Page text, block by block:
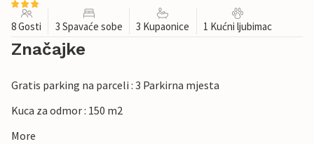
8 Gosti 3 Spavaće sobe 3 Kupaonice 1 Kućni ljubimac
Značajke
Gratis parking na parceli : 3 Parkirna mjesta
Kuca za odmor : 150 m2
More